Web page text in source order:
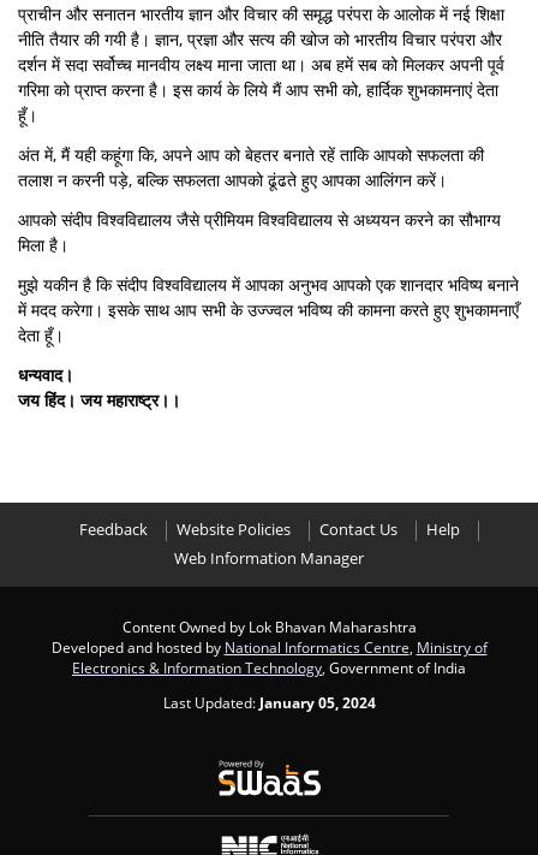
प्राचीन और सनातन भारतीय ज्ञान और विचार की समृद्ध परंपरा के आलोक में नई शिक्षा
नीति तैयार की गयी है। ज्ञान, प्रज्ञा और सत्य की खोज को भारतीय विचार परंपरा और
दर्शन में सदा सर्वोच्च मानवीय लक्ष्य माना जाता था। अब हमें सब को मिलकर अपनी पूर्व
गरिमा को प्राप्त करना है। इस कार्य के लिये मैं आप सभी को, हार्दिक शुभकामनाएं देता
हूँ।
अंत में, मैं यही कहूंगा कि, अपने आप को बेहतर बनाते रहें ताकि आपको सफलता की
तलाश न करनी पड़े, बल्कि सफलता आपको ढूंढते हुए आपका आलिंगन करें।
आपको संदीप विश्वविद्यालय जैसे प्रीमियम विश्वविद्यालय से अध्ययन करने का सौभाग्य
मिला है।
मुझे यकीन है कि संदीप विश्वविद्यालय में आपका अनुभव आपको एक शानदार भविष्य बनाने
में मदद करेगा। इसके साथ आप सभी के उज्ज्वल भविष्य की कामना करते हुए शुभकामनाएँ
देता हूँ।
धन्यवाद।
जय हिंद। जय महाराष्ट्र।।
Feedback Website Policies Contact Us
Help
Web Information Manager
Content Owned by Lok Bhavan Maharashtra
Developed and hosted by National Informatics Centre Ministry of
Electronics & Information Technology , Government of India
Last Updated: January 05, 2024